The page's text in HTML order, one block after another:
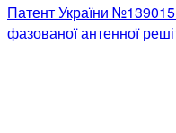
Патент України
фазованої антенної